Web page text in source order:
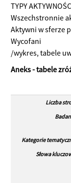
TYPY
Wszechstronnie
Aktywni w sferze
Wycofani
/wykres, tabele
Aneks - tabele
Liczba
Kategorie
Słowa